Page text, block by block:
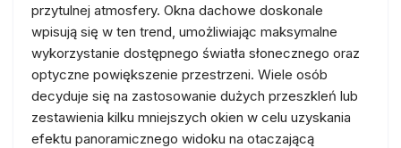
przytulnej atmosfery. Okna dachowe doskonale
wpisują się w ten trend, umożliwiając maksymalne
wykorzystanie dostępnego światła słonecznego oraz
optyczne powiększenie przestrzeni. Wiele osób
decyduje się na zastosowanie dużych przeszkleń lub
zestawienia kilku mniejszych okien w celu uzyskania
efektu panoramicznego widoku na otaczającą